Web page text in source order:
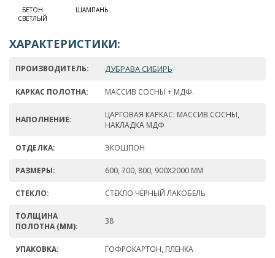
БЕТОН
СВЕТЛЫЙ
ШАМПАНЬ
ХАРАКТЕРИСТИКИ:
ПРОИЗВОДИТЕЛЬ: ДУБРАВА СИБИРЬ
КАРКАС ПОЛОТНА: МАССИВ СОСНЫ + МДФ.
НАПОЛНЕНИЕ:
ЦАРГОВАЯ КАРКАС: МАССИВ СОСНЫ,
НАКЛАДКА МДФ
ОТДЕЛКА: ЭКОШПОН
РАЗМЕРЫ: 600, 700, 800, 900Х2000 ММ
СТЕКЛО: СТЕКЛО ЧЁРНЫЙ ЛАКОБЕЛЬ
ТОЛЩИНА
ПОЛОТНА (ММ):
38
УПАКОВКА: ГОФРОКАРТОН, ПЛЕНКА